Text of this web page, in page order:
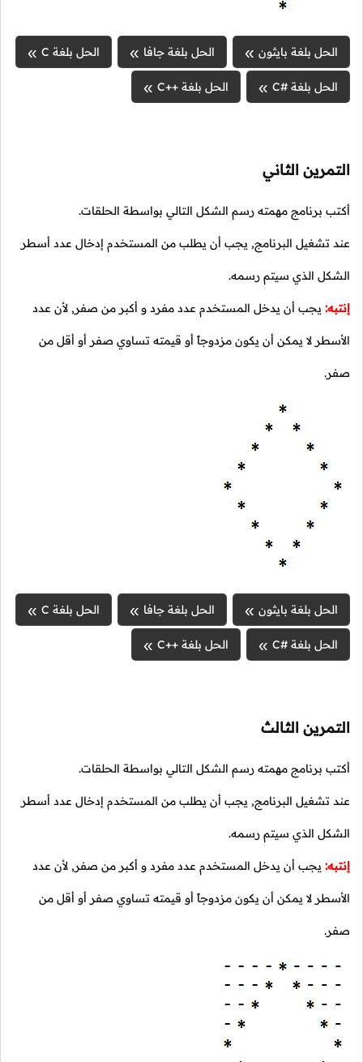
الحل بلغة بايثون الحل بلغة جافا الحل بلغة C
الحل بلغة #C الحل بلغة ++C
التمرين الثاني
أكتب برنامج مهمته رسم الشكل التالي بواسطة الحلقات.
عند تشغيل البرنامج, يجب أن يطلب من المستخدم إدخال عدد أسطر
الشكل الذي سيتم رسمه.
إنتبه: يجب أن يدخل المستخدم عدد مفرد و أكبر من صفر, لأن عدد
الأسطر لا يمكن أن يكون مزدوجاً أو قيمته تساوي صفر أو أقل من
صفر.
الحل بلغة بايثون الحل بلغة جافا الحل بلغة C
الحل بلغة #C الحل بلغة ++C
التمرين الثالث
أكتب برنامج مهمته رسم الشكل التالي بواسطة الحلقات.
عند تشغيل البرنامج, يجب أن يطلب من المستخدم إدخال عدد أسطر
الشكل الذي سيتم رسمه.
إنتبه: يجب أن يدخل المستخدم عدد مفرد و أكبر من صفر, لأن عدد
الأسطر لا يمكن أن يكون مزدوجاً أو قيمته تساوي صفر أو أقل من
صفر.